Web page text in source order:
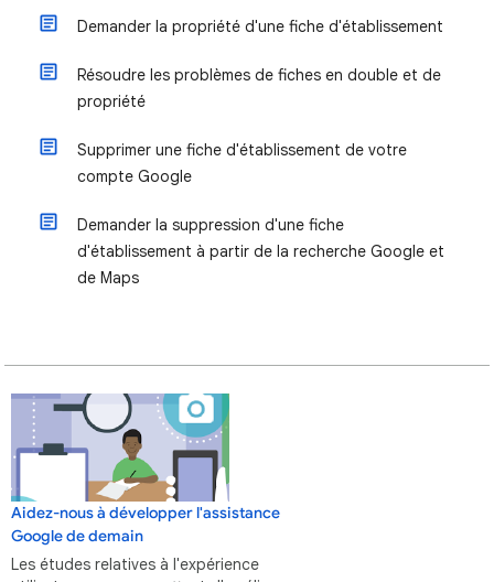
Demander la propriété d'une fiche d'établissement
Résoudre les problèmes de fiches en double et de
propriété
Supprimer une fiche d'établissement de votre
compte Google
Demander la suppression d'une fiche
d'établissement à partir de la recherche Google et
de Maps
Aidez-nous à développer l'assistance
Google de demain
Les études relatives à l'expérience